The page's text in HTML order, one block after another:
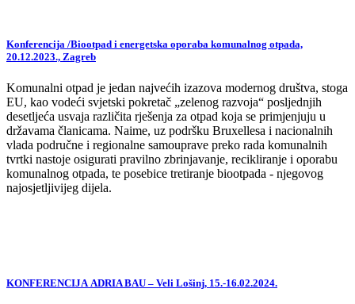
Konferencija /Biootpad i energetska oporaba komunalnog otpada,
20.12.2023., Zagreb
Komunalni otpad je jedan najvećih izazova modernog društva, stoga
EU, kao vodeći svjetski pokretač „zelenog razvoja“ posljednjih
desetljeća usvaja različita rješenja za otpad koja se primjenjuju u
državama članicama. Naime, uz podršku Bruxellesa i nacionalnih
vlada područne i regionalne samouprave preko rada komunalnih
tvrtki nastoje osigurati pravilno zbrinjavanje, recikliranje i oporabu
komunalnog otpada, te posebice tretiranje biootpada - njegovog
najosjetljivijeg dijela.
KONFERENCIJA ADRIA BAU – Veli Lošinj, 15.-16.02.2024.